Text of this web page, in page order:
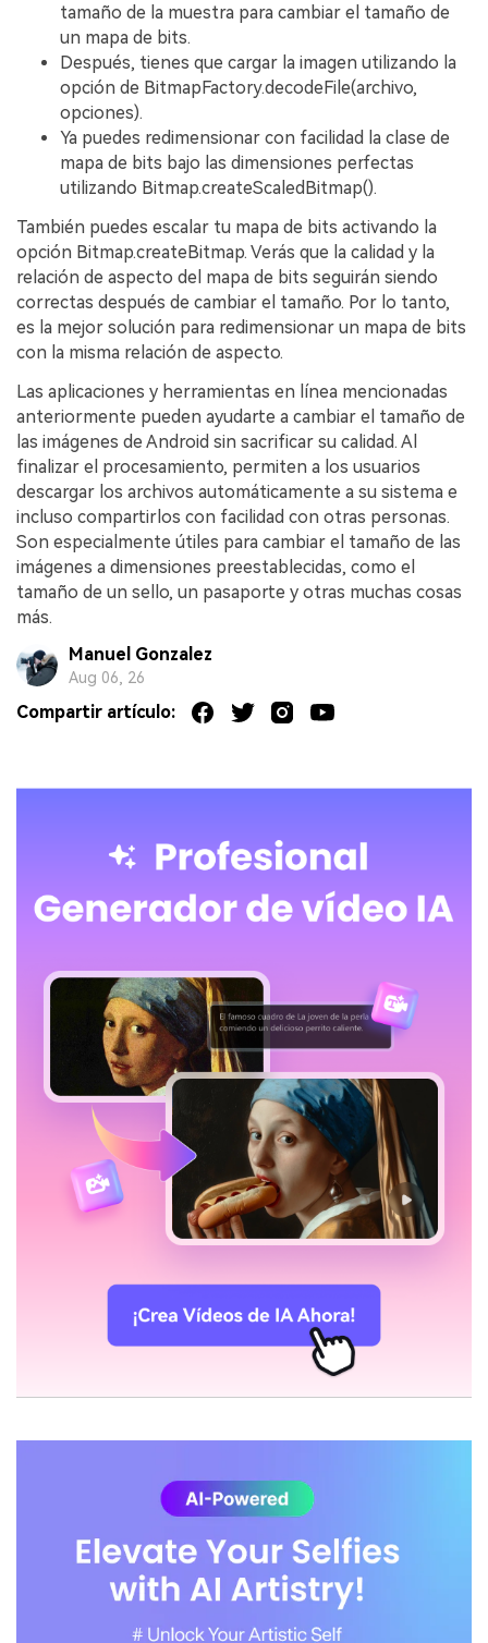
tamaño de la muestra para cambiar el tamaño de
un mapa de bits.
Después, tienes que cargar la imagen utilizando la
opción de BitmapFactory.decodeFile(archivo,
opciones).
Ya puedes redimensionar con facilidad la clase de
mapa de bits bajo las dimensiones perfectas
utilizando Bitmap.createScaledBitmap().
También puedes escalar tu mapa de bits activando la
opción Bitmap.createBitmap. Verás que la calidad y la
relación de aspecto del mapa de bits seguirán siendo
correctas después de cambiar el tamaño. Por lo tanto,
es la mejor solución para redimensionar un mapa de bits
con la misma relación de aspecto.
Las aplicaciones y herramientas en línea mencionadas
anteriormente pueden ayudarte a cambiar el tamaño de
las imágenes de Android sin sacrificar su calidad. Al
finalizar el procesamiento, permiten a los usuarios
descargar los archivos automáticamente a su sistema e
incluso compartirlos con facilidad con otras personas.
Son especialmente útiles para cambiar el tamaño de las
imágenes a dimensiones preestablecidas, como el
tamaño de un sello, un pasaporte y otras muchas cosas
más.
Manuel Gonzalez
Aug 06, 26
Compartir artículo: